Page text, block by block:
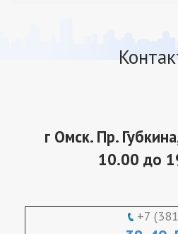
г Омск. Пр.
10.00 до
+7